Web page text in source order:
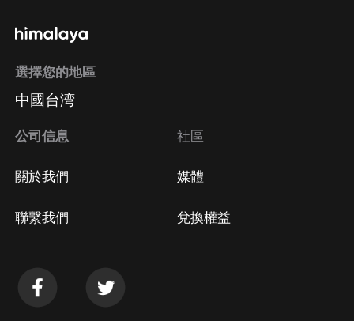
選擇您的地區
中國台湾
公司信息
關於我們
聯繫我們
社區
媒體
兌換權益